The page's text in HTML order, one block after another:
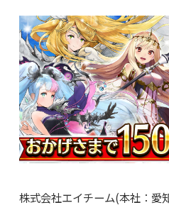
株式会社エイチーム(本社：愛